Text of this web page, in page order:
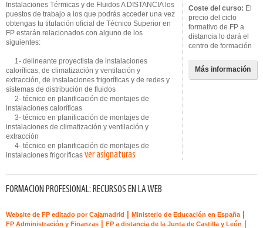
Instalaciones Térmicas y de Fluidos A DISTANCIA los
puestos de trabajo a los que podrás acceder una vez
obtengas tu titulación oficial de Técnico Superior en
FP estarán relacionados con alguno de los
siguientes:
1- delineante proyectista de instalaciones
caloríficas, de climatización y ventilación y
extracción, de instalaciones frigoríficas y de redes y
sistemas de distribución de fluidos
2- técnico en planificación de montajes de
instalaciones caloríficas
3- técnico en planificación de montajes de
instalaciones de climatización y ventilación y
extracción
4- técnico en planificación de montajes de
instalaciones frigoríficas ver asignaturas
Coste del curso: El
precio del ciclo
formativo de FP a
distancia lo dará el
centro de formación
Más información
FORMACION PROFESIONAL: RECURSOS EN LA WEB
Website de FP editado por Cajamadrid Ministerio de Educación en España
FP Administración y Finanzas FP a distancia de la Junta de Castilla y León